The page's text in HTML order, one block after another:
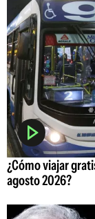
¿Cómo viajar
agosto 2026?